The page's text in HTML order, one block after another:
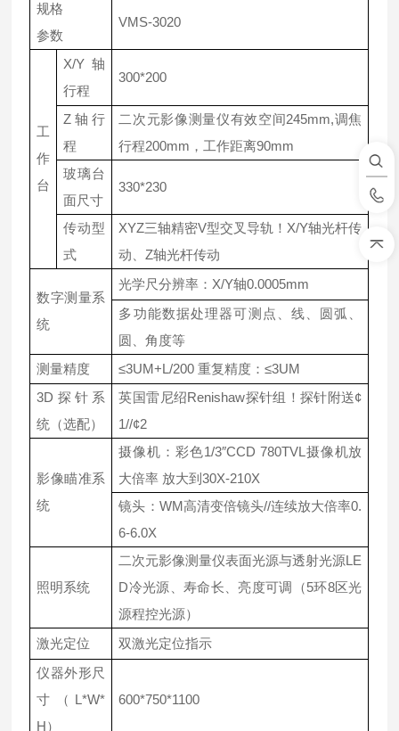
规格
参数
VMS-3020
工
作
台
X/Y轴
行程
300*200
Z轴行
程
二次元影像测量仪有效空间245mm,调焦
行程200mm，工作距离90mm
玻璃台
面尺寸
330*230
传动型
式
XYZ三轴精密V型交叉导轨！X/Y轴光杆传
动、Z轴光杆传动
数字测量系
统
光学尺分辨率：X/Y轴0.0005mm
多功能数据处理器可测点、线、圆弧、
圆、角度等
测量精度
≤3UM+L/200 重复精度：≤3UM
3D探针系
统（选配）
英国雷尼绍Renishaw探针组！探针附送¢
1//¢2
影像瞄准系
统
摄像机：彩色1/3″CCD 780TVL摄像机放
大倍率 放大到30X-210X
镜头：WM高清变倍镜头//连续放大倍率0.
6-6.0X
照明系统
二次元影像测量仪表面光源与透射光源LE
D冷光源、寿命长、亮度可调（5环8区光
源程控光源）
激光定位
双激光定位指示
仪器外形尺
寸（L*W*
H）
600*750*1100